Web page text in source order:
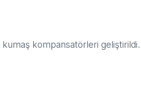
kumaş kompansatörleri